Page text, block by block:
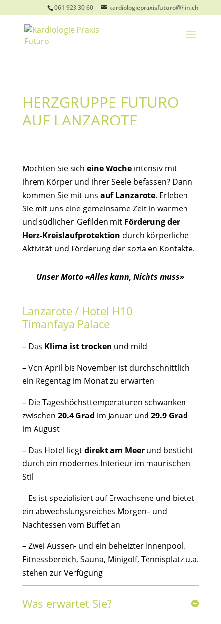
061 923 30 60 kardiologiepraxisfuturo@hin.ch
HERZGRUPPE FUTURO
AUF LANZAROTE
Möchten Sie sich eine Wocheintensiv mit
ihrem Körper und ihrer Seele befassen? Dann
kommen Sie mit uns auf Lanzarote. Erleben
Sie mit uns eine gemeinsame Zeit in warmen
und südlichen Gefilden mit Förderung der
Herz-Kreislaufprotektion durch körperliche
Aktivität und Förderung der sozialen Kontakte.
Unser Motto «Alles kann, Nichts muss»
Lanzarote / Hotel H10
Timanfaya Palace
– Das Klima ist trocken und mild
– Von April bis November ist durchschnittlich
ein Regentag im Monat zu erwarten
– Die Tageshöchsttemperaturen schwanken
zwischen 20.4 Grad im Januar und 29.9 Grad
im August
– Das Hotel liegtdirekt am Meerund besticht
durch ein modernes Interieur im maurischen
Stil
– Es ist spezialisiert auf Erwachsene und bietet
ein abwechslungsreiches Morgen– und
Nachtessen vom Buffet an
– Zwei Aussen- und ein beheizter Innenpool,
Fitnessbereich, Sauna, Minigolf, Tennisplatz u.a.
stehen zur Verfügung
Was erwartet Sie?